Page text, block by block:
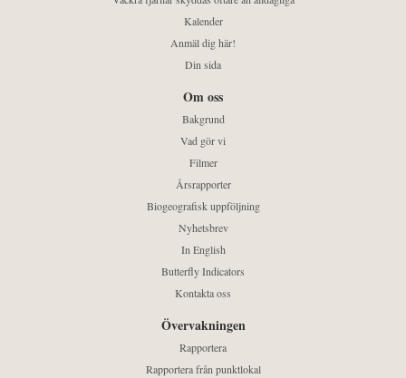
Kalender
Anmäl dig här!
Din sida
Om oss
Bakgrund
Vad gör vi
Filmer
Årsrapporter
Biogeografisk uppföljning
Nyhetsbrev
In English
Butterfly Indicators
Kontakta oss
Övervakningen
Rapportera
Rapportera från punktlokal